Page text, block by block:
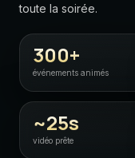
toute la soirée.
300+
événements animés
~25s
vidéo prête